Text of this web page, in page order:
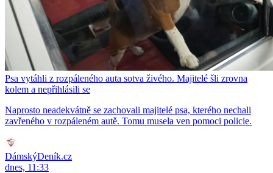
Psa vytáhli z rozpáleného auta sotva živého. Majitelé šli zrovna
kolem a nepřihlásili se
Naprosto neadekvátně se zachovali majitelé psa, kterého nechali
zavřeného v rozpáleném autě. Tomu musela ven pomoci policie.
DámskýDeník.cz
dnes, 11:33